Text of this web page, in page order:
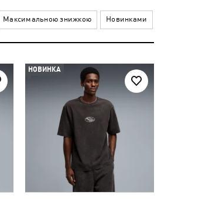
Максимальною знижкою Новинками
НОВИНКА